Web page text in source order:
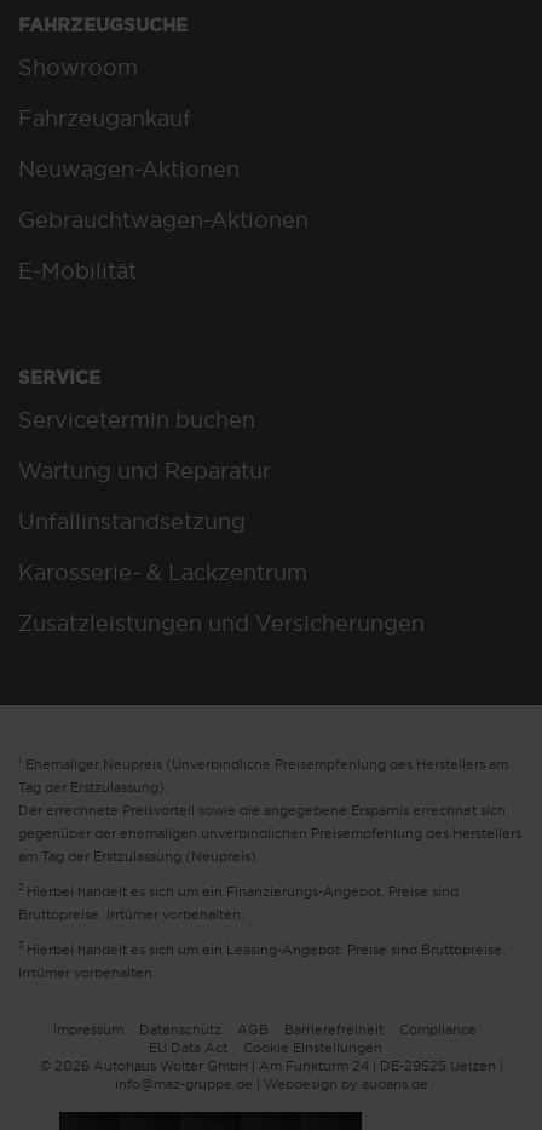
FAHRZEUGSUCHE
Showroom
Fahrzeugankauf
Neuwagen-Aktionen
Gebrauchtwagen-Aktionen
E-Mobilität
SERVICE
Servicetermin buchen
Wartung und Reparatur
Unfallinstandsetzung
Karosserie- & Lackzentrum
Zusatzleistungen und Versicherungen
1 Ehemaliger Neupreis (Unverbindliche Preisempfehlung des Herstellers am
Tag der Erstzulassung).
Der errechnete Preisvorteil sowie die angegebene Ersparnis errechnet sich
gegenüber der ehemaligen unverbindlichen Preisempfehlung des Herstellers
am Tag der Erstzulassung (Neupreis).
2 Hierbei handelt es sich um ein Finanzierungs-Angebot. Preise sind
Bruttopreise. Irrtümer vorbehalten.
3 Hierbei handelt es sich um ein Leasing-Angebot. Preise sind Bruttopreise.
Irrtümer vorbehalten.
Impressum Datenschutz AGB Barrierefreiheit
Compliance
EU Data Act
Cookie Einstellungen
© 2026 Autohaus Wolter GmbH | Am Funkturm 24 | DE-29525 Uelzen |
info@maz-gruppe.de | Webdesign by audaris.de